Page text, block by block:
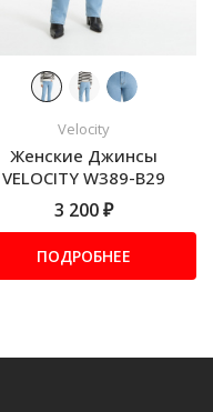
Velocity
Женские Джинсы
VELOCITY W389-B29
3 200 ₽
ПОДРОБНЕЕ